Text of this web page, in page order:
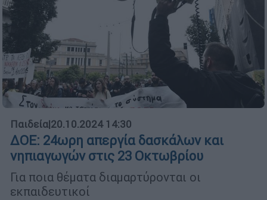
Παιδεία|20.10.2024 14:30
ΔΟΕ: 24ωρη απεργία δασκάλων και
νηπιαγωγών στις 23 Οκτωβρίου
Για ποια θέματα διαμαρτύρονται οι
εκπαιδευτικοί